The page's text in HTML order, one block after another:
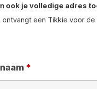
ook je volledige adres
ontvangt een Tikkie voor de
*